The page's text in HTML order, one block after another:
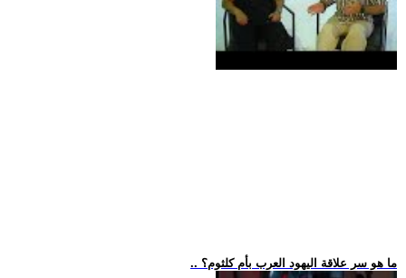
.. ما هو سر علاقة اليهود العرب بأم كلثوم؟